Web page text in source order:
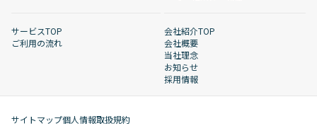
サービスTOP
ご利用の流れ
会社紹介TOP
会社概要
当社理念
お知らせ
採用情報
サイトマップ個人情報取扱規約